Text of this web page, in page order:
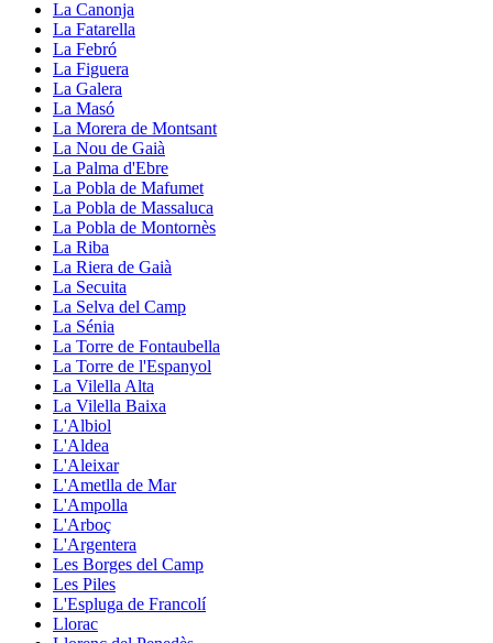
La Canonja
La Fatarella
La Febró
La Figuera
La Galera
La Masó
La Morera de Montsant
La Nou de Gaià
La Palma d'Ebre
La Pobla de Mafumet
La Pobla de Massaluca
La Pobla de Montornès
La Riba
La Riera de Gaià
La Secuita
La Selva del Camp
La Sénia
La Torre de Fontaubella
La Torre de l'Espanyol
La Vilella Alta
La Vilella Baixa
L'Albiol
L'Aldea
L'Aleixar
L'Ametlla de Mar
L'Ampolla
L'Arboç
L'Argentera
Les Borges del Camp
Les Piles
L'Espluga de Francolí
Llorac